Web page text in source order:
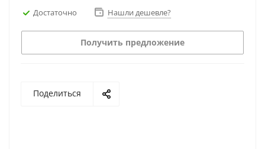
Достаточно Нашли дешевле?
Получить предложение
Поделиться